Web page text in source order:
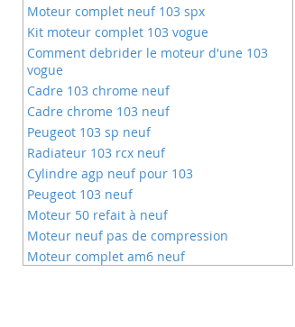
Moteur complet neuf 103 spx
Kit moteur complet 103 vogue
Comment debrider le moteur d'une 103
vogue
Cadre 103 chrome neuf
Cadre chrome 103 neuf
Peugeot 103 sp neuf
Radiateur 103 rcx neuf
Cylindre agp neuf pour 103
Peugeot 103 neuf
Moteur 50 refait à neuf
Moteur neuf pas de compression
Moteur complet am6 neuf